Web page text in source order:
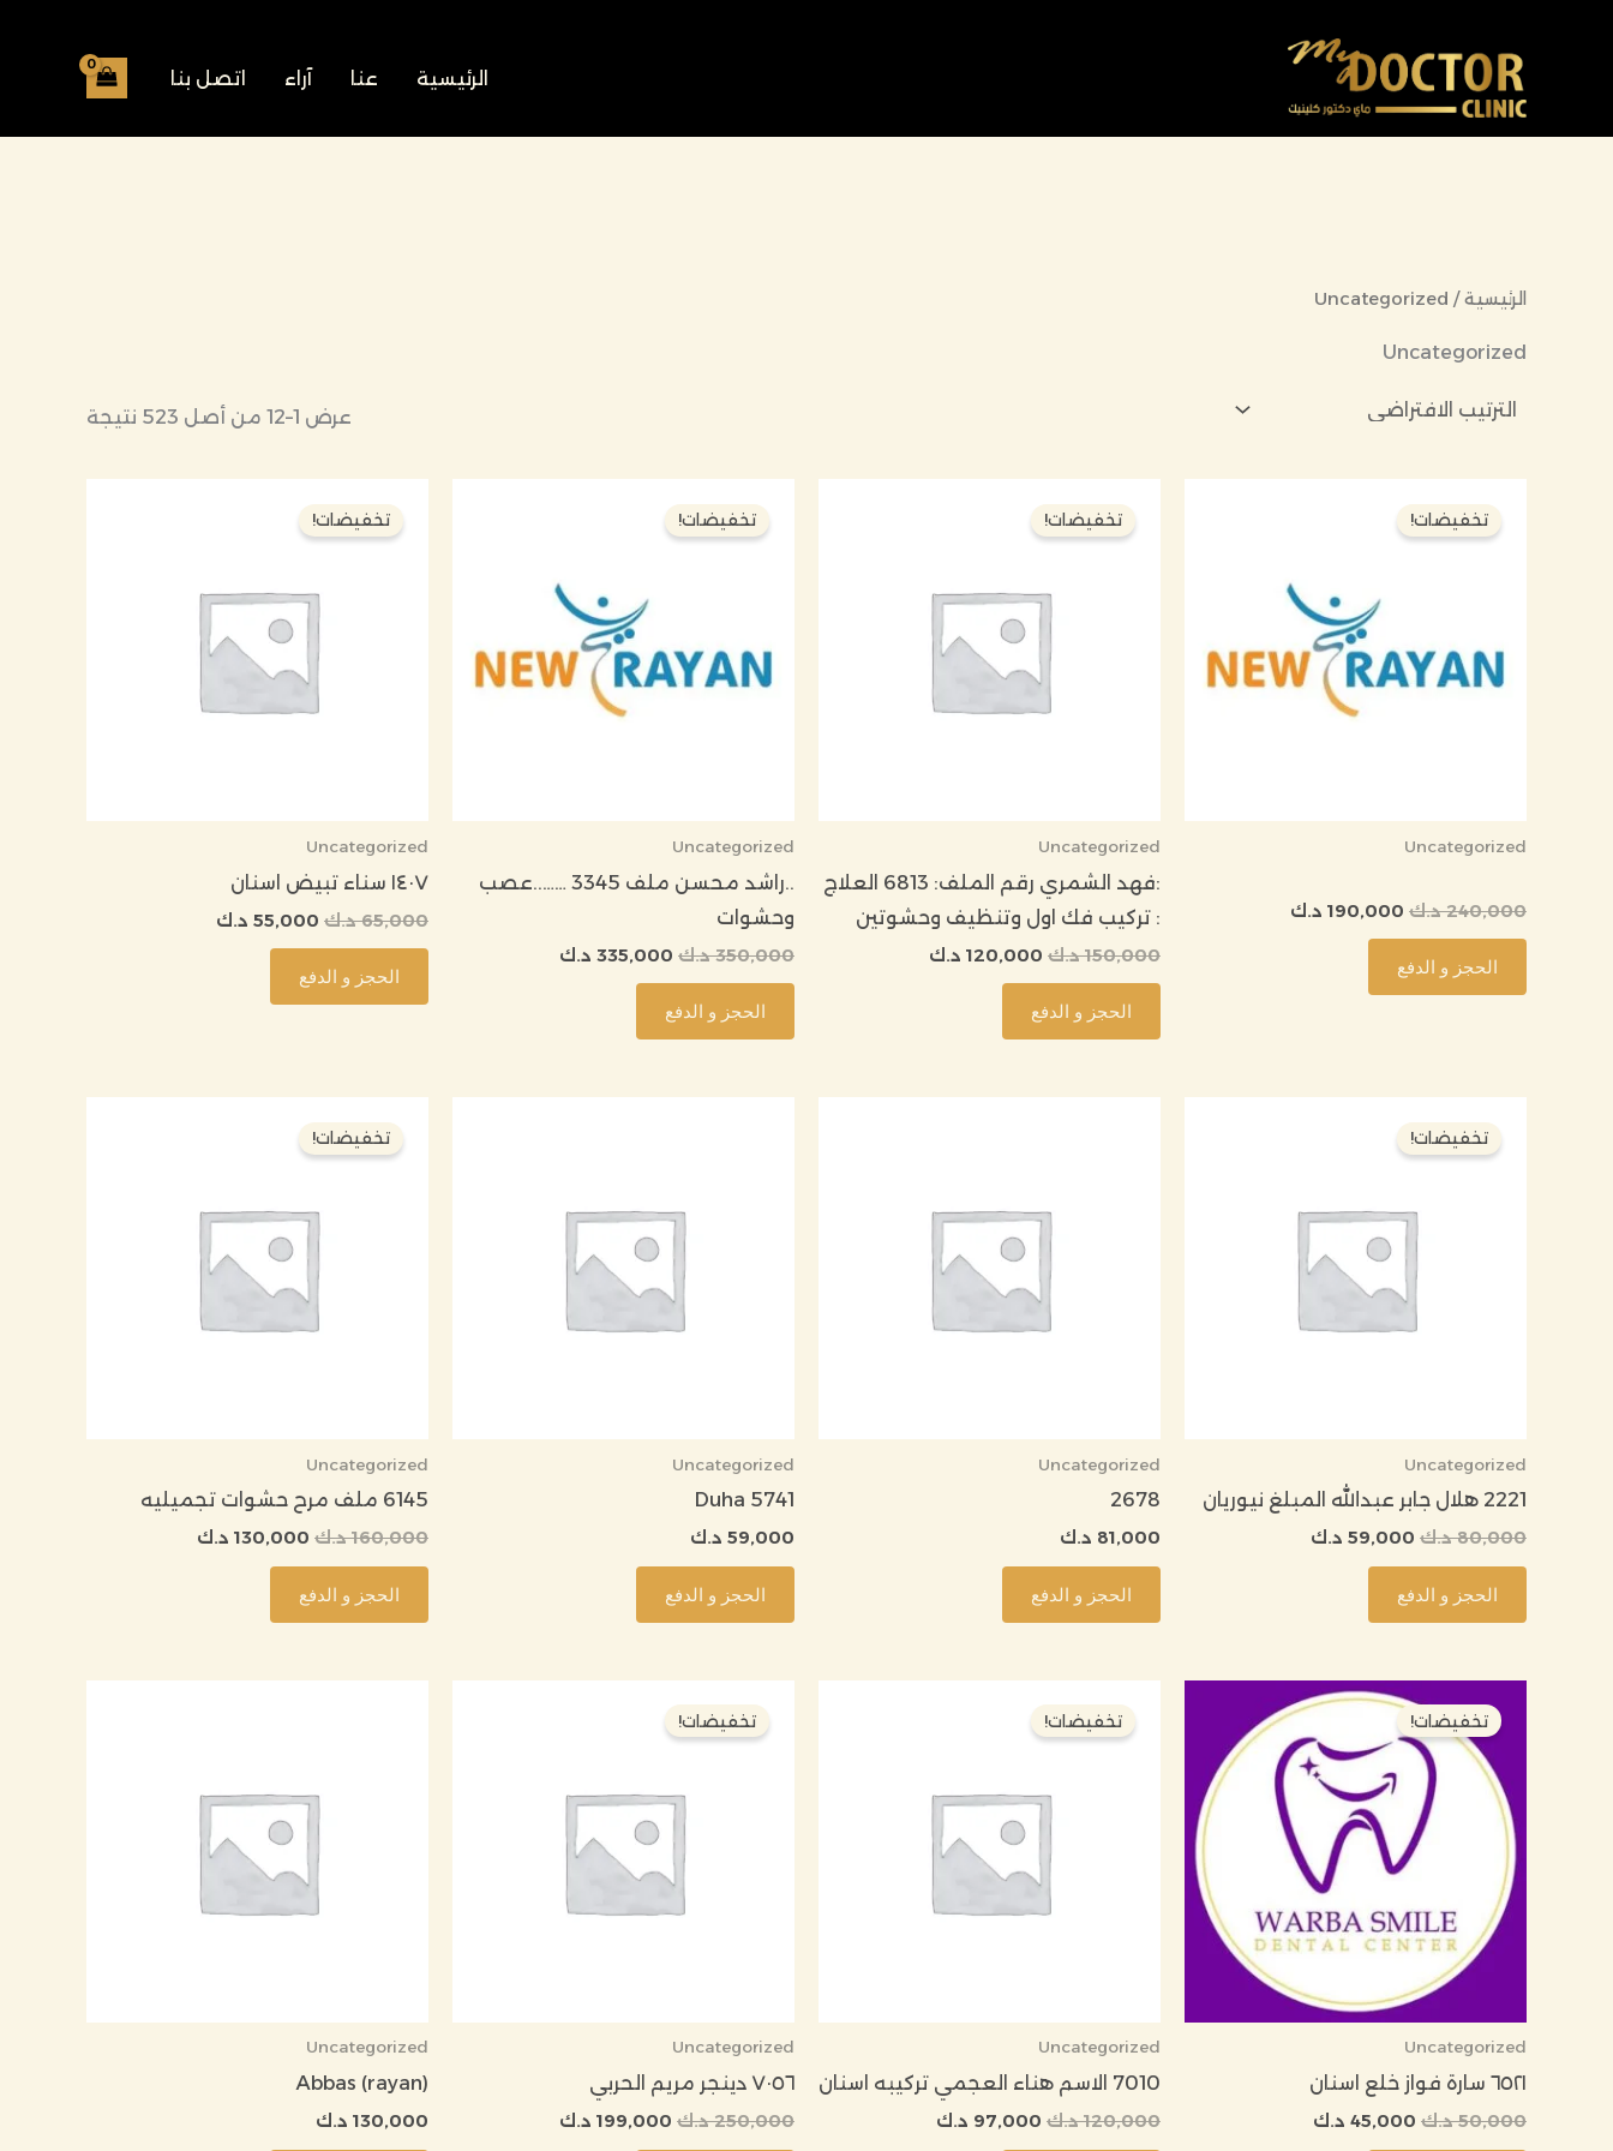
الرئيسية عنا آراء اتصل بنا
الرئيسية/ Uncategorized
Uncategorized
عرض 1–12 من أصل 523 نتيجة
تخفيضات!
Uncategorized
240,000 د.ك
الأصلي
هو:
190,000 د.ك
الحجز و الدفع
تخفيضات!
Uncategorized
:فهد الشمري رقم الملف: 6813 العلاج
: تركيب فك اول وتنظيف وحشوتين
150,000 د.ك
الأصلي
هو:
120,000 د.ك
الحجز و الدفع
تخفيضات!
Uncategorized
..راشد محسن ملف 3345 ……..عصب
وحشوات
350,000 د.ك
الأصلي
هو:
335,000 د.ك
الحجز و الدفع
تخفيضات!
Uncategorized
١٤٠٧ سناء تبيض اسنان
65,000 د.ك
الأصلي
هو:
55,000 د.ك
الحجز و الدفع
تخفيضات!
Uncategorized
2221 هلال جابر عبدالله المبلغ نيوريان
80,000 د.ك
الأصلي
هو:
59,000 د.ك
الحجز و الدفع
Uncategorized
2678
81,000 د.ك
الحجز و الدفع
Uncategorized
5741 Duha
59,000 د.ك
الحجز و الدفع
تخفيضات!
Uncategorized
6145 ملف مرح حشوات تجميليه
160,000 د.ك
الأصلي
هو:
130,000 د.ك
الحجز و الدفع
تخفيضات!
Uncategorized
٦٥٢١ سارة فواز خلع اسنان
50,000 د.ك
السعر
الأصلي
هو:
50,000 د.ك.
45,000 د.ك
السعر
الحالي
هو:
45,000 د.ك.
تخفيضات!
Uncategorized
7010 الاسم هناء العجمي تركيبه اسنان
120,000 د.ك
الأصلي
هو:
97,000 د.ك
تخفيضات!
Uncategorized
٧٠٥٦ دينجر مريم الحربي
250,000 د.ك
الأصلي
هو:
199,000 د.ك
Uncategorized
Abbas (rayan)
130,000 د.ك